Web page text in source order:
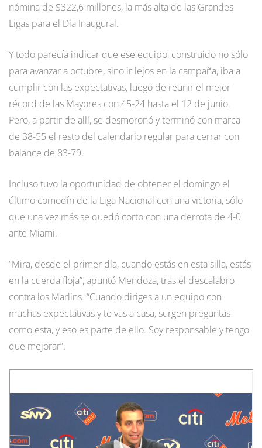
nómina de $322,6 millones, la más alta de las Grandes
Ligas para el Día Inaugural.
Y todo parecía indicar que ese equipo, construido no sólo
para avanzar a octubre, sino ir lejos en la campaña, iba a
cumplir con las expectativas, luego de reunir el mejor
récord de las Mayores con 45-24 hasta el 12 de junio.
Pero, a partir de allí, se desmoronó y terminó con marca
de 38-55 el resto del calendario regular para cerrar con
balance de 83-79.
Incluso tuvo la oportunidad de obtener el domingo el
último comodín de la Liga Nacional con una victoria, sólo
que una vez más se quedó corto con una derrota de 4-0
ante Miami.
“Mira, desde el primer día, cuando estás en esta silla, estás
en la cuerda floja”, apuntó Mendoza, tras el descalabro
contra los Marlins. “Cuando diriges a un equipo con
muchas expectativas y te vas a casa, surgen preguntas
como esta, y eso es parte de ello. Soy responsable y tengo
que mejorar”.